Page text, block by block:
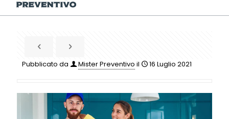
c
e
Pubblicato da Mister Preventivo il 16 Luglio 2021